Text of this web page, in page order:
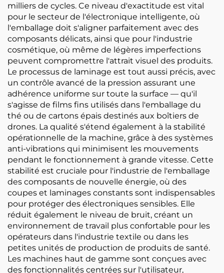
milliers de cycles. Ce niveau d'exactitude est vital
pour le secteur de l'électronique intelligente, où
l'emballage doit s'aligner parfaitement avec des
composants délicats, ainsi que pour l'industrie
cosmétique, où même de légères imperfections
peuvent compromettre l'attrait visuel des produits.
Le processus de laminage est tout aussi précis, avec
un contrôle avancé de la pression assurant une
adhérence uniforme sur toute la surface — qu'il
s'agisse de films fins utilisés dans l'emballage du
thé ou de cartons épais destinés aux boîtiers de
drones. La qualité s'étend également à la stabilité
opérationnelle de la machine, grâce à des systèmes
anti-vibrations qui minimisent les mouvements
pendant le fonctionnement à grande vitesse. Cette
stabilité est cruciale pour l'industrie de l'emballage
des composants de nouvelle énergie, où des
coupes et laminages constants sont indispensables
pour protéger des électroniques sensibles. Elle
réduit également le niveau de bruit, créant un
environnement de travail plus confortable pour les
opérateurs dans l'industrie textile ou dans les
petites unités de production de produits de santé.
Les machines haut de gamme sont conçues avec
des fonctionnalités centrées sur l'utilisateur,